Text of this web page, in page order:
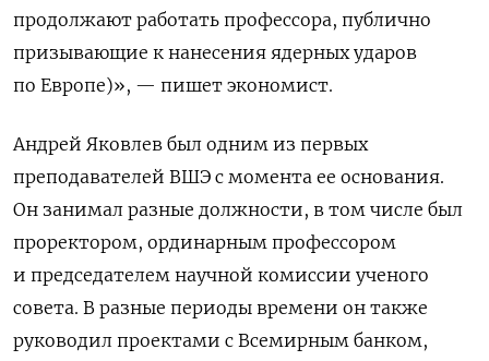
продолжают работать профессора, публично
призывающие к нанесения ядерных ударов
по Европе)», — пишет экономист.
Андрей Яковлев был одним из первых
преподавателей ВШЭ с момента ее основания.
Он занимал разные должности, в том числе был
проректором, ординарным профессором
и председателем научной комиссии ученого
совета. В разные периоды времени он также
руководил проектами с Всемирным банком,